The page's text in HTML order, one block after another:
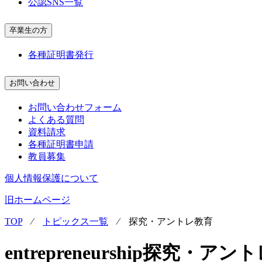
公認SNS一覧
卒業生の方
各種証明書発行
お問い合わせ
お問い合わせフォーム
よくある質問
資料請求
各種証明書申請
教員募集
個人情報保護について
旧ホームページ
TOP⁄ トピックス一覧 ⁄ 探究・アントレ教育
entrepreneurship探究・アント